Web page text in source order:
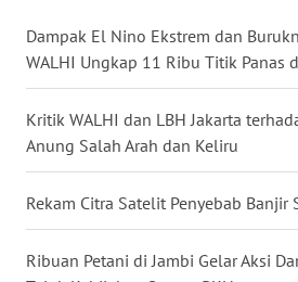
Dampak El Nino Ekstrem dan
WALHI Ungkap 11 Ribu Titik Panas
Kritik WALHI dan LBH Jakarta
Anung Salah Arah dan Keliru
Rekam Citra Satelit Penyebab Banjir
Ribuan Petani di Jambi Gelar Aksi
KALTARA
WN
KALSEL
WN
KALTIM